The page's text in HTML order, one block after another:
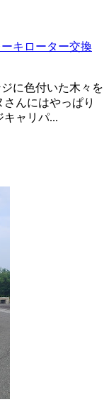
キローター交換
に色付いた木々を
んにはやっぱり
キャリパ...